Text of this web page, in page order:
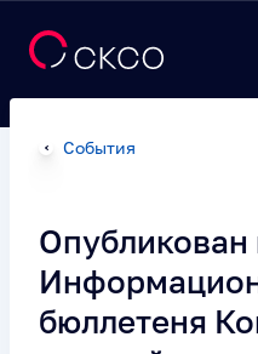
События
бюллетеня